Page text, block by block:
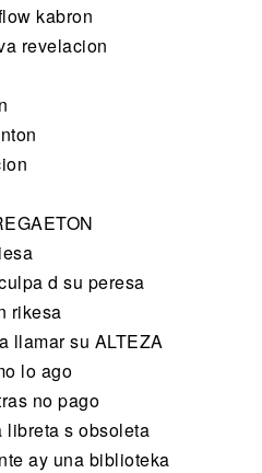
kabron
revelacion
d su peresa
rikesa
llamar su ALTEZA
lo ago
no pago
libreta s obsoleta
ay una biblioteka